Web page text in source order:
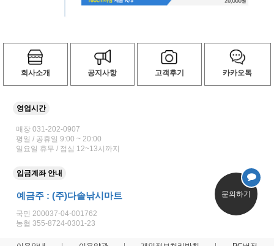
회사소개 공지사항 고객후기 카카오톡
영업시간
매장 031-202-0907
평일 / 공휴일 9:00 ~ 20:00
일요일 휴무 / 점심 12~13시까지
입금계좌 안내
예금주 : (주)다솔낚시마트
국민 200037-04-001762
농협 355-8724-0301-23
문의하기